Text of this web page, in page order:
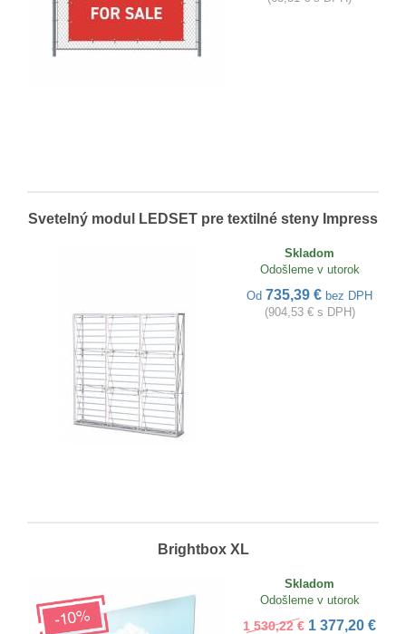
Svetelný modul LEDSET pre textilné steny Impress
Skladom
Odošleme v utorok
Od 735,39 € bez DPH
(904,53 € s DPH)
Brightbox XL
Skladom
Odošleme v utorok
1 530,22 € 1 377,20 €